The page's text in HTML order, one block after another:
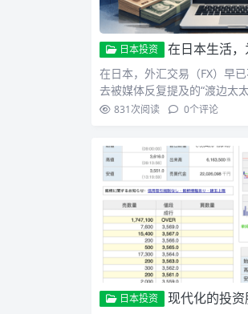
日本投资 在日本生活，为什么我开
在日本，外汇交易（FX）早
去被媒体反复提及的“渡边太
上、午休时…
831次阅读 0个评论
日本投资 现代化的投资服务平